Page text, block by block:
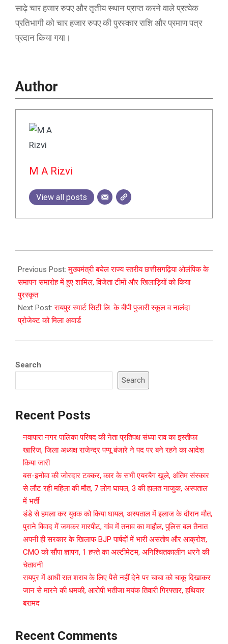
साढ़े चार हजार रुपए और तृतीय स्थान प्राप्त करने वाले प्रत्येक
प्रतिभागी को चार हजार रुपए की पुरस्कार राशि और प्रमाण पत्र
प्रदान किया गया।
Author
M A Rizvi
View all posts
09-
27
Previous Post:मुख्यमंत्री बघेल राज्य स्तरीय छत्तीसगढ़िया ओलंपिक के
समापन समारोह में हुए शामिल, विजेता टीमों और खिलाड़ियों को किया
पुरस्कृत
Next Post:रायपुर स्मार्ट सिटी लि. के बीपी पुजारी स्कूल व नालंदा
प्रोजेक्ट को मिला अवार्ड
Search
Search
Recent Posts
नवापारा नगर पालिका परिषद की नेता प्रतिपक्ष संध्या राव का इस्तीफा
खारिज, जिला अध्यक्ष राजेन्द्र पप्पू बंजारे ने पद पर बने रहने का आदेश
किया जारी
बस-इनोवा की जोरदार टक्कर, कार के सभी एयरबैग खुले, अंतिम संस्कार
से लौट रही महिला की मौत, 7 लोग घायल, 3 की हालत नाजुक, अस्पताल
में भर्ती
डंडे से हमला कर युवक को किया घायल, अस्पताल में इलाज के दौरान मौत,
पुराने विवाद में जमकर मारपीट, गांव में तनाव का माहौल, पुलिस बल तैनात
अपनी ही सरकार के खिलाफ BJP पार्षदों में भारी असंतोष और आक्रोश,
CMO को सौंपा ज्ञापन, 1 हफ्ते का अल्टीमेटम, अनिश्चितकालीन धरने की
चेतावनी
रायपुर में आधी रात शराब के लिए पैसे नहीं देने पर चाचा को चाकू दिखाकर
जान से मारने की धमकी, आरोपी भतीजा मयंक तिवारी गिरफ्तार, हथियार
बरामद
Recent Comments